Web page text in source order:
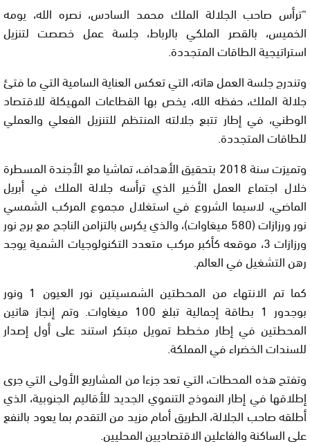
“ترأس صاحب الجلالة الملك محمد السادس، نصره الله، يومه
الخميس، بالقصر الملكي بالرباط، جلسة عمل خصصت لتنزيل
استراتيجية الطاقات المتجددة.
وتندرج جلسة العمل هاته، التي تعكس العناية السامية التي ما فتئ
جلالة الملك، حفظه الله، يخص بها القطاعات المهيكلة للاقتصاد
الوطني، في إطار تتبع جلالته المنتظم للتنزيل الفعلي والعملي
للطاقات المتجددة.
وتميزت سنة 2018 بتحقيق الأهداف، تماشيا مع الأجندة المسطرة
خلال اجتماع العمل الأخير الذي ترأسه جلالة الملك في أبريل
الماضي، لاسيما الشروع في استغلال مجموع المركب الشمسي
نور ورزازات (580 ميغاوات)، والذي يكرس بالتزامن الناجح مع برج نور
ورزازات 3، موقعه كأكبر مركب متعدد التكنولوجيات الشمية يوجد
رهن التشغيل في العالم.
كما تم الانتهاء من المحطتين الشمسيتين نور العيون 1 ونور
بوجدور 1 بطاقة إجمالية تبلغ 100 ميغاوات. وتم إنجاز هاتين
المحطتين في إطار مخطط تمويل مبتكر استند على أول إصدار
للسندات الخضراء في المملكة.
وتفتح هذه المحطات، التي تعد جزءا من المشاريع الأولى التي جرى
إطلاقها في إطار النموذج التنموي الجديد للأقاليم الجنوبية، الذي
أطلقه صاحب الجلالة، الطريق أمام مزيد من التقدم بما يعود بالنفع
على الساكنة والفاعلين الاقتصاديين المحليين.